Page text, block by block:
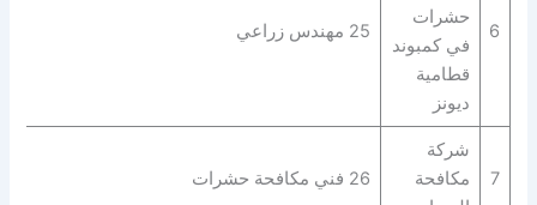
6
حشرات
في كمبوند
قطامية
ديونز
25 مهندس زراعي
7
شركة
مكافحة
26 فني مكافحة حشرات